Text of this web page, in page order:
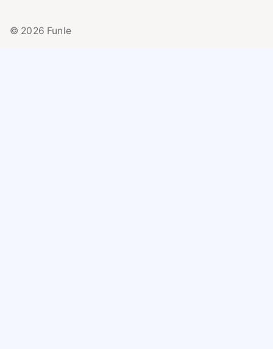
© 2026 Funle